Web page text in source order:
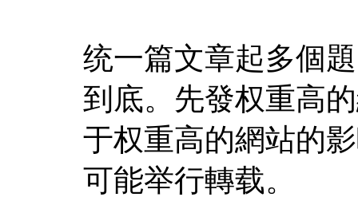
统一篇文章起多個
到底。先發权重高
于权重高的網站的
可能举行轉载。